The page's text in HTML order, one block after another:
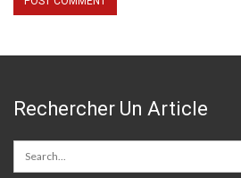
Rechercher Un Article